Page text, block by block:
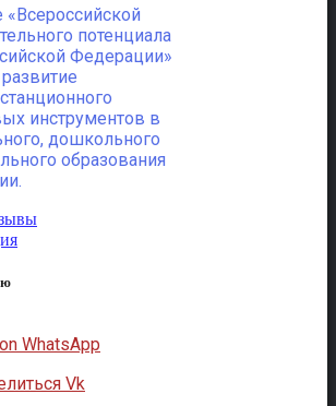
потенциала
Федерации»
инструментов в
дошкольного
образования
WhatsApp
Vk